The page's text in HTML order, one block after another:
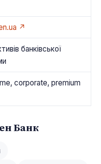
↗
банківської
corporate, premium
Банк